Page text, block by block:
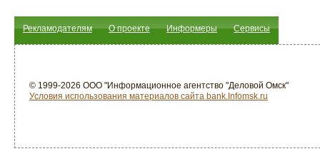
Рекламодателям О проекте Информеры Сервисы
© 1999-2026 ООО "Информационное агентство "Деловой Омск"
Условия использования материалов сайта bank.Infomsk.ru